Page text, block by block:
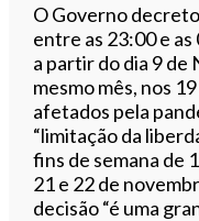
O Governo
entre as 23:00 e as
a partir do dia 9 de
mesmo mês, nos
afetados pela
“limitação da
fins de semana de
21 e 22 de
decisão “é uma